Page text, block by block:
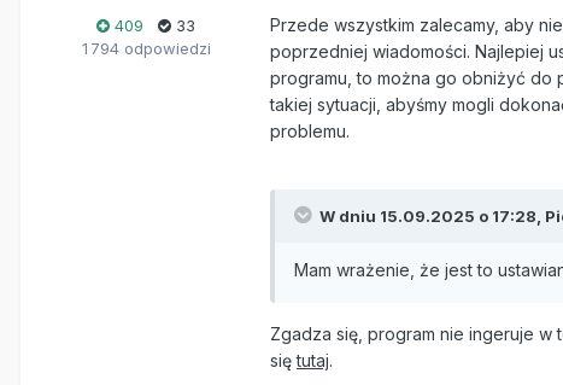
409
33
1 794 odpowiedzi
Przede wszystkim zalecamy, aby
poprzedniej wiadomości. Najlepiej
programu, to można go obniżyć do
takiej sytuacji, abyśmy mogli
problemu.
W dniu 15.09.2025 o 17:28,
Mam wrażenie, że jest to
Zgadza się, program nie ingeruje
siętutaj.